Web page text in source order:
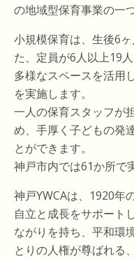
の地域型保育事業の一つ
小規模保育は、生後6
た、定員が6人以上19
多様なスペースを活用
を実施します。
一人の保育スタッフが
め、手厚く子どもの発
とができます。
神戸市内では61か所で
神戸YWCAは、1920年
自立と成長をサポート
ながりを持ち、平和環
とりの人権が尊ばれる